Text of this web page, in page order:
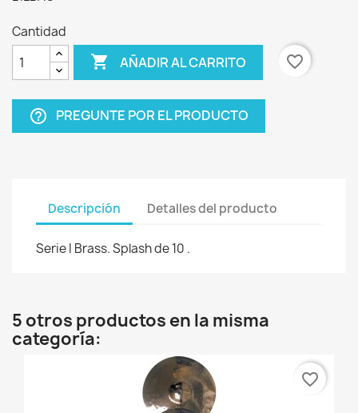
Cantidad
 AÑADIR AL CARRITO favorite_border
help_outline PREGUNTE POR EL PRODUCTO
Descripción Detalles del producto
Serie I Brass. Splash de 10 .
5 otros productos en la misma
categoría:
favorite_border